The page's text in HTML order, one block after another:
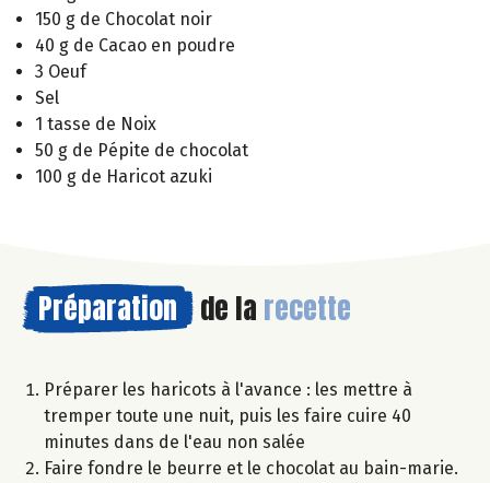
150 g de Chocolat noir
40 g de Cacao en poudre
3 Oeuf
Sel
1 tasse de Noix
50 g de Pépite de chocolat
100 g de Haricot azuki
Préparation de la recette
Préparer les haricots à l'avance : les mettre à
tremper toute une nuit, puis les faire cuire 40
minutes dans de l'eau non salée
Faire fondre le beurre et le chocolat au bain-marie.